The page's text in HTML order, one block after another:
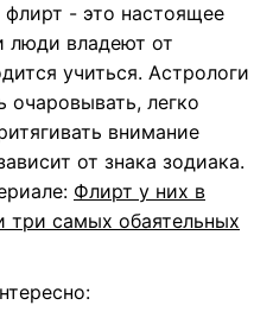
флирт - это настоящее
люди владеют от
учиться. Астрологи
очаровывать, легко
внимание
от знака зодиака.
Флирт у них в
три самых обаятельных